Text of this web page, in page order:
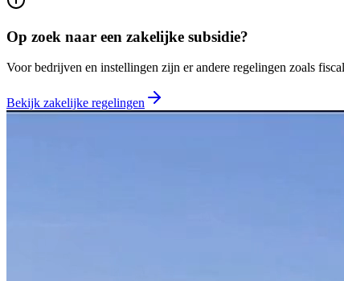
Op zoek naar een zakelijke subsidie?
Voor bedrijven en instellingen zijn er andere regelingen zoals
Bekijk zakelijke regelingen